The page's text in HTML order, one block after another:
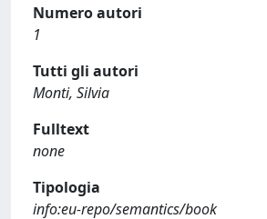
Numero autori
1
Tutti gli autori
Monti, Silvia
Fulltext
none
Tipologia
info:eu-repo/semantics/book